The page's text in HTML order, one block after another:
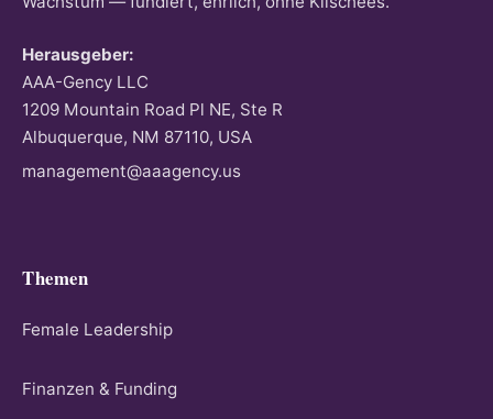
Herausgeber:
AAA-Gency LLC
1209 Mountain Road Pl NE, Ste R
Albuquerque, NM 87110, USA
management@aaagency.us
Themen
Female Leadership
Finanzen & Funding